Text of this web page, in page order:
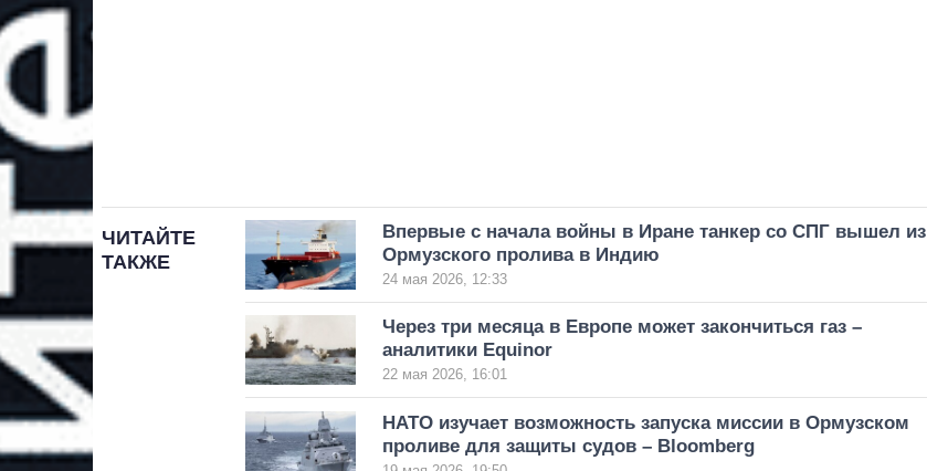
ЧИТАЙТЕ
ТАКЖЕ
Впервые с начала войны в Иране танкер со СПГ вышел из
Ормузского пролива в Индию
24 мая 2026, 12:33
Через три месяца в Европе может закончиться газ –
аналитики Equinor
22 мая 2026, 16:01
НАТО изучает возможность запуска миссии в Ормузском
проливе для защиты судов – Bloomberg